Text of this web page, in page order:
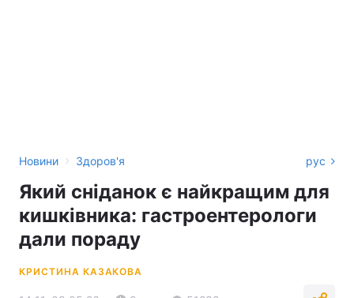
Новини › Здоров'я рус
Який сніданок є найкращим для
кишківника: гастроентерологи
дали пораду
КРИСТИНА КАЗАКОВА